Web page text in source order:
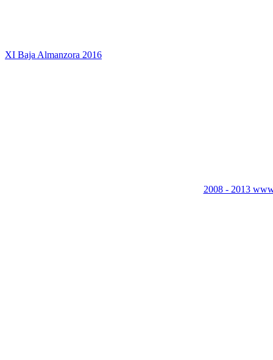
XI Baja Almanzora 2016
2008 - 2013